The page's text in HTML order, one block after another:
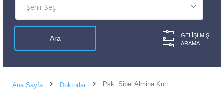
GELIŞLMIŞ
ARAMA
Ana Sayfa Doktorlar Psk. Sibel Almina Kurt